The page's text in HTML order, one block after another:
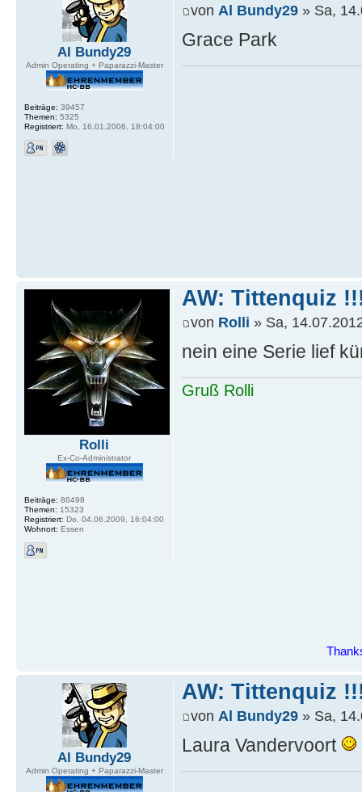
Al Bundy29
Admin Operating + Paparazzi-Master
Beiträge: 39457
Themen: 5325
Registriert: Mo, 16.01.2006, 18:04:00
von Al Bundy29 » Sa,
Grace Park
Rolli
Ex-Co-Administrator
Beiträge: 86498
Themen: 15323
Registriert: Do, 04.06.2009, 16:04:00
Wohnort: Essen
AW: Tittenquiz
von Rolli » Sa,
nein eine Serie lief
Gruß Rolli
Al Bundy29
Admin Operating + Paparazzi-Master
AW: Tittenquiz
von Al Bundy29 » Sa,
Laura Vandervoort